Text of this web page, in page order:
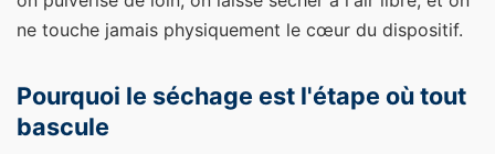
ne touche jamais physiquement le cœur du dispositif.
Pourquoi le séchage est l'étape où tout
bascule